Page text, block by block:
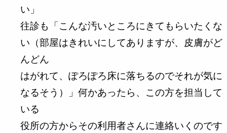
い」
往診も「こんな汚いところにきてもらいたくな
い（部屋はきれいにしてありますが、皮膚がど
んどん
はがれて、ぽろぽろ床に落ちるのでそれが気に
なるそう）」何かあったら、この方を担当して
いる
役所の方からその利用者さんに連絡いくのです